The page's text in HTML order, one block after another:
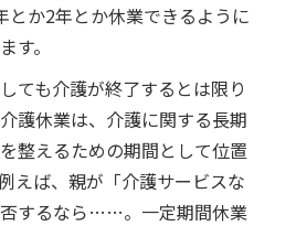
とか2年とか休業できるように
す。
ても介護が終了するとは限り
護休業は、介護に関する長期
整えるための期間として位置
えば、親が「介護サービスな
するなら……。一定期間休業